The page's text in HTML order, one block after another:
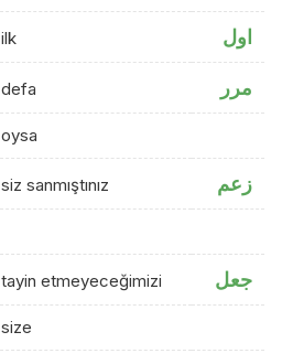
ilk اول
defa مرر
oysa
siz sanmıştınız زعم
tayin etmeyeceğimizi جعل
size